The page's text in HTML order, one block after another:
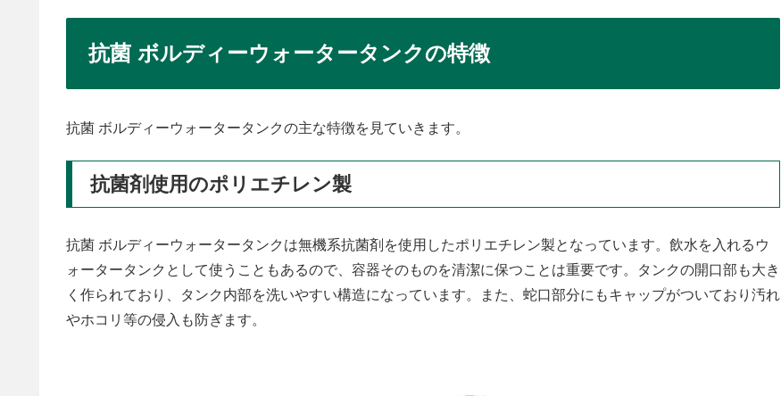
抗菌 ボルディーウォータータンクの特徴
抗菌 ボルディーウォータータンクの主な特徴を見ていきます。
抗菌剤使用のポリエチレン製
抗菌 ボルディーウォータータンクは無機系抗菌剤を使用したポリエチレン製となっています。飲水を入れるウ
ォータータンクとして使うこともあるので、容器そのものを清潔に保つことは重要です。タンクの開口部も大き
く作られており、タンク内部を洗いやすい構造になっています。また、蛇口部分にもキャップがついており汚れ
やホコリ等の侵入も防ぎます。